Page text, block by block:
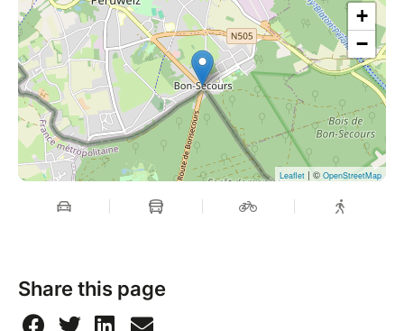
+
−
Leaflet | © OpenStreetMap
Share this page